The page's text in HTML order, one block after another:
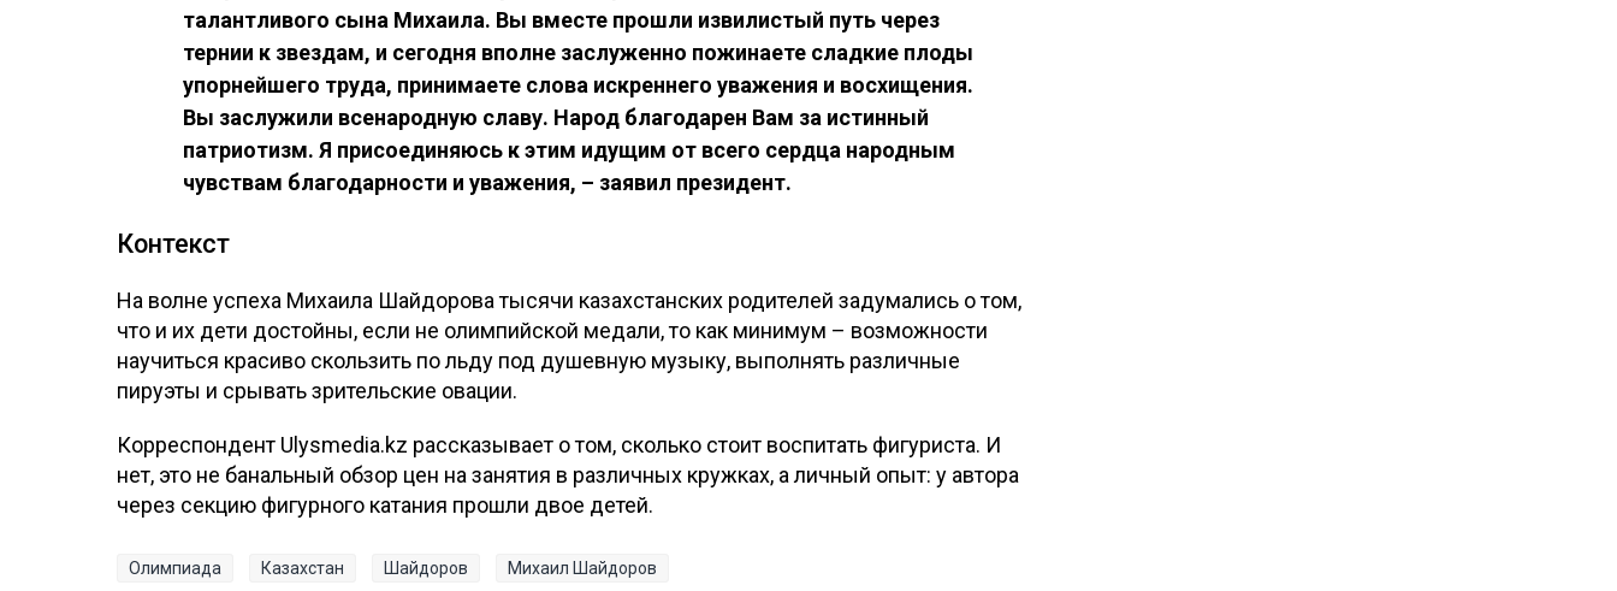
талантливого сына Михаила. Вы вместе прошли извилистый путь через
тернии к звездам, и сегодня вполне заслуженно пожинаете сладкие плоды
упорнейшего труда, принимаете слова искреннего уважения и восхищения.
Вы заслужили всенародную славу. Народ благодарен Вам за истинный
патриотизм. Я присоединяюсь к этим идущим от всего сердца народным
чувствам благодарности и уважения, – заявил президент.
Контекст
На волне успеха Михаила Шайдорова тысячи казахстанских родителей задумались о том,
что и их дети достойны, если не олимпийской медали, то как минимум – возможности
научиться красиво скользить по льду под душевную музыку, выполнять различные
пируэты и срывать зрительские овации.
Корреспондент Ulysmedia.kz рассказывает о том, сколько стоит воспитать фигуриста. И
нет, это не банальный обзор цен на занятия в различных кружках, а личный опыт: у автора
через секцию фигурного катания прошли двое детей.
Олимпиада Казахстан Шайдоров Михаил Шайдоров